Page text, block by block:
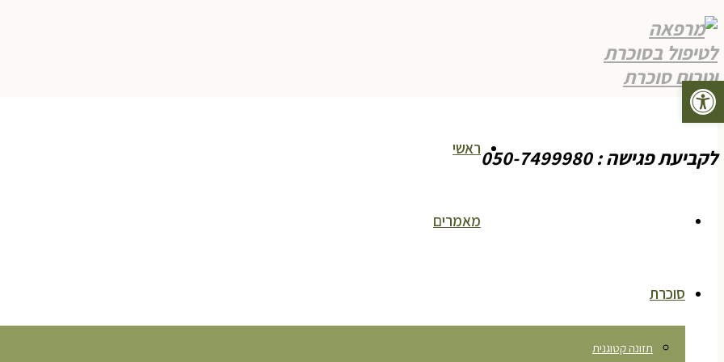
תפריט
לקביעת פגישה : 050-7499980 ראשי
מאמרים
סוכרת
תזונה קטוגנית
פתח סרגל נגישות